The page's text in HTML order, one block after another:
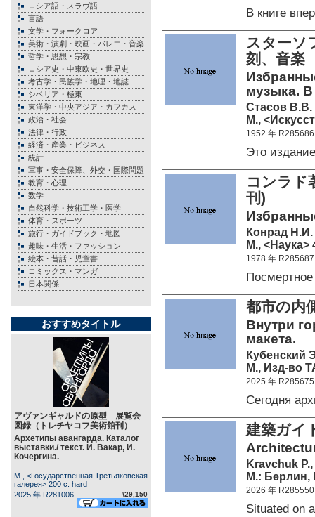
ロシア語・スラヴ語
言語
文学・フォークロア
美術・演劇・映画・バレエ・音楽
哲学・思想・宗教
ロシア史・中東欧史・世界史
考古学・民族学・地理・地誌
シベリア・極東
東洋学・中央アジア・カフカス
政治・社会
法律・行政
経済・産業・ビジネス
統計
軍事・安全保障、外交・国際問題
教育・心理
数学
自然科学・技術工学・医学
体育・スポーツ
旅行・ガイドブック・地図
趣味・生活・ファッション
絵本・昔話・児童書
コミックス・マンガ
日本関係
おすすめタイトル
アヴァンギャルドの原型 展覧会
図録（トレチヤコフ美術館刊）
Архетипы авангарда. Каталог
выставки./ текст. И. Вакар, И.
Кочергина.
М., <Государственная Третьяковская
галерея> 200 c. hard
2025 年 R281006
\29,150
В книге
スターソ
刻、音楽
музыка. В
Стасов В.В.
М.,
1952 年 R285686
Это
コンラ
刊)
Конрад Н.И.
М., <Наука>
1978 年 R285687
都市の内
Внутри
макета.
Кубенский
М., Изд-во
2025 年 R285675
Сегодня
建築ガ
Kravchuk
М.: Берлин,
2026 年 R285550
Situated on